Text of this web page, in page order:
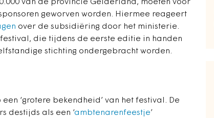
van de provincie Gelderland, moeten voor
geworven worden. Hiermee reageert
over de subsidiëring door het ministerie.
die tijdens de eerste editie in handen
stichting ondergebracht worden.
‘grotere bekendheid’ van het festival. De
destijds als een ‘ambtenarenfeestje’